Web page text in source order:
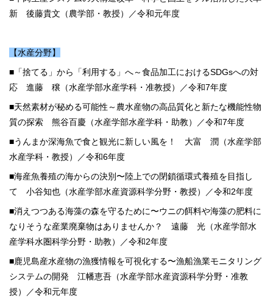
新 後藤貴文（農学部・教授）／令和元年度
【水産分野】
■「捨てる」から「利用する」へ～食品加工におけるSDGsへの対
応 進藤 穣（水産学部水産学科・准教授）／令和7年度
■天然素材が秘める可能性～農水産物の高品質化と新たな機能性物
質の探索 熊谷百慶（水産学部水産学科・助教）／令和7年度
■うんまか深海魚で食と観光に新しい風を！ 大富 潤（水産学部
水産学科・教授）／令和6年度
■海産魚養殖の海からの決別〜陸上での閉鎖循環式養殖を目指し
て 小谷知也（水産学部水産資源科学分野・教授）／令和2年度
■消えつつある海藻の森を守るために〜ウニの餌料や海藻の肥料に
なりそうな産業廃棄物はありませんか？ 遠藤 光（水産学部水
産学科水圏科学分野・助教）／令和2年度
■鹿児島産水産物の漁獲情報を可視化する〜漁船漁業モニタリング
システムの開発 江幡恵吾（水産学部水産資源科学分野・准教
授）／令和元年度